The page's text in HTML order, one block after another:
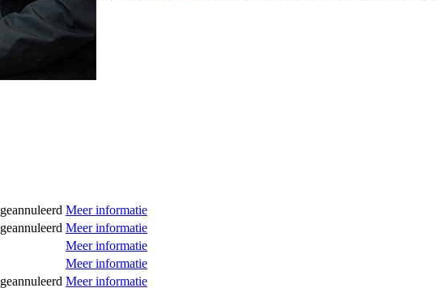
geannuleerd Meer informatie
geannuleerd Meer informatie
Meer informatie
Meer informatie
geannuleerd Meer informatie